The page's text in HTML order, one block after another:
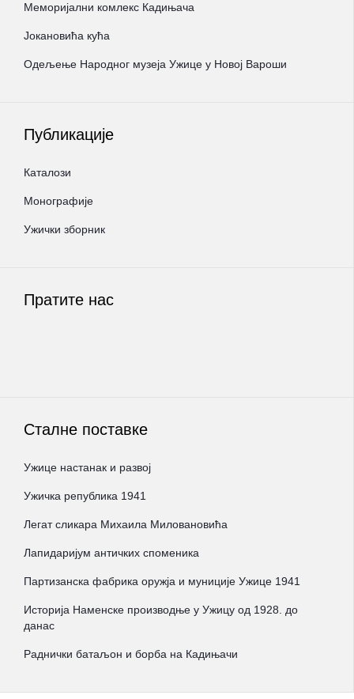
Меморијални комлекс Кадињача
Јокановића кућа
Oдељење Народног музеја Ужице у Новој Вароши
Публикације
Каталози
Монографије
Ужички зборник
Пратите нас
Сталне поставке
Ужице настанак и развој
Ужичка република 1941
Легат сликара Михаила Миловановића
Лапидаријум античких споменика
Партизанска фабрика оружја и муниције Ужице 1941
Историја Наменске производње у Ужицу од 1928. до
данас
Раднички батаљон и борба на Кадињачи